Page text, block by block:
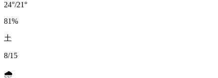
24°/21°
81%
土
8/15
🌧️